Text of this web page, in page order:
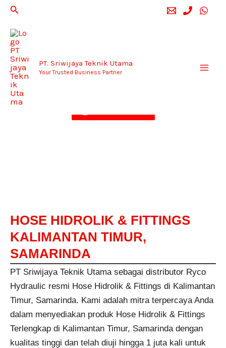
Lewati
konten
Cari
PT. Sriwijaya Teknik Utama
Your Trusted Business Partner
HIDROLIK &
FITTINGS
HOSE HIDROLIK & FITTINGS
KALIMANTAN TIMUR,
SAMARINDA
PT Sriwijaya Teknik Utama sebagai distributor Ryco
Hydraulic resmi Hose Hidrolik & Fittings di Kalimantan
Timur, Samarinda. Kami adalah mitra terpercaya Anda
dalam menyediakan produk Hose Hidrolik & Fittings
Terlengkap di Kalimantan Timur, Samarinda dengan
kualitas tinggi dan telah diuji hingga 1 juta kali untuk